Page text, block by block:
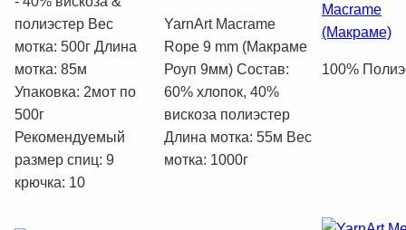
полиэстер Вес
мотка: 500г Длина
мотка: 85м
Упаковка: 2мот по
500г
Рекомендуемый
размер спиц: 9
крючка: 10
YarnArt Macrame
Rope 9 mm (Макраме
Роуп 9мм) Состав:
60% хлопок, 40%
вискоза полиэстер
Длина мотка: 55м Вес
мотка: 1000г
Macrame
(Макраме)
100%